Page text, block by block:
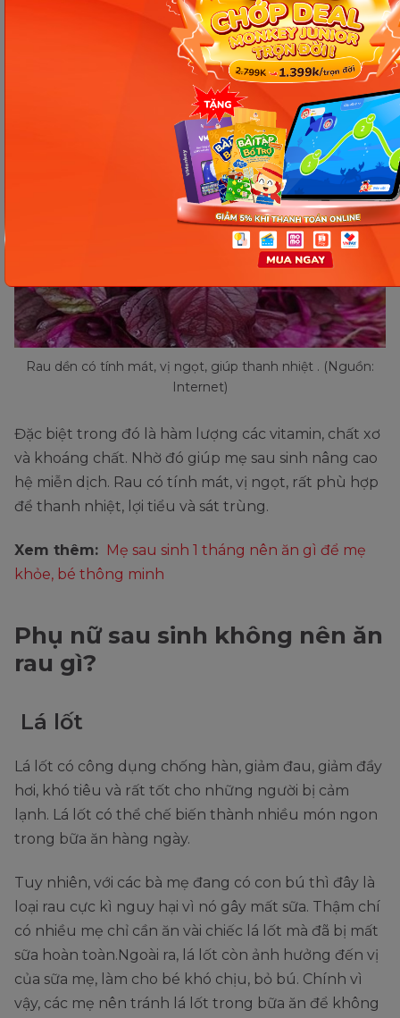
phẩm được ưu tiên hàng đầu cho các chị em mới
sinh nhờ lành tính và bổ máu. Nghiên cứu cũng cho
biết trong rau dền có chứa hàm lượng các chất
Rau dền có tính mát, vị ngọt, giúp thanh nhiệt . (Nguồn:
Internet)
Đặc biệt trong đó là hàm lượng các vitamin, chất xơ
và khoáng chất. Nhờ đó giúp mẹ sau sinh nâng cao
hệ miễn dịch. Rau có tính mát, vị ngọt, rất phù hợp
để thanh nhiệt, lợi tiểu và sát trùng.
Xem thêm:
Mẹ sau sinh 1 tháng nên ăn gì để mẹ
khỏe, bé thông minh
Phụ nữ sau sinh không nên ăn
rau gì?
Lá lốt
Lá lốt có công dụng chống hàn, giảm đau, giảm đầy
hơi, khó tiêu và rất tốt cho những người bị cảm
lạnh. Lá lốt có thể chế biến thành nhiều món ngon
trong bữa ăn hàng ngày.
Tuy nhiên, với các bà mẹ đang có con bú thì đây là
loại rau cực kì nguy hại vì nó gây mất sữa. Thậm chí
có nhiều mẹ chỉ cần ăn vài chiếc lá lốt mà đã bị mất
sữa hoàn toàn.Ngoài ra, lá lốt còn ảnh hưởng đến vị
của sữa mẹ, làm cho bé khó chịu, bỏ bú. Chính vì
vậy, các mẹ nên tránh lá lốt trong bữa ăn để không